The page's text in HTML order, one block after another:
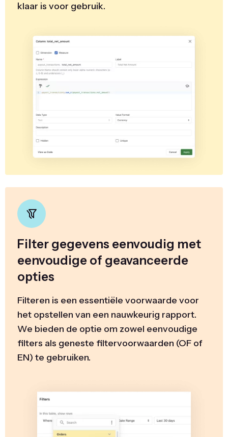
klaar is voor gebruik.
Filter gegevens eenvoudig met
eenvoudige of geavanceerde
opties
Filteren is een essentiële voorwaarde voor
het opstellen van een nauwkeurig rapport.
We bieden de optie om zowel eenvoudige
filters als geneste filtervoorwaarden (OF of
EN) te gebruiken.